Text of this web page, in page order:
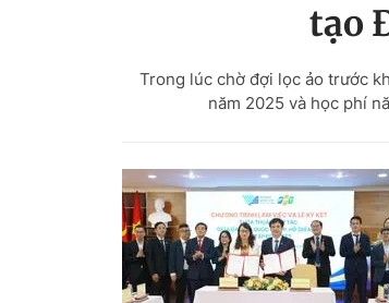
tạo
Trong lúc chờ đợi lọc ảo trước
năm 2025 và học phí